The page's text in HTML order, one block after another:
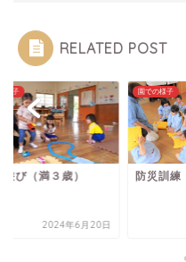
RELATED POST
様子
遊び（満３歳）
2024年6月20日
園での様子
防災訓練